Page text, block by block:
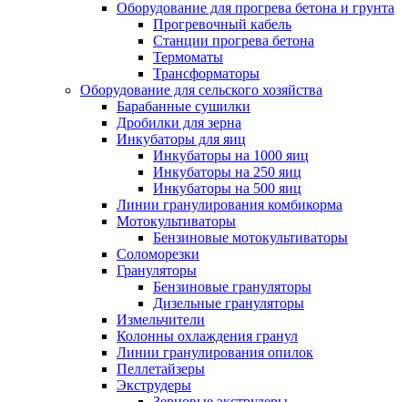
Оборудование для прогрева бетона и грунта
Прогревочный кабель
Станции прогрева бетона
Термоматы
Трансформаторы
Оборудование для сельского хозяйства
Барабанные сушилки
Дробилки для зерна
Инкубаторы для яиц
Инкубаторы на 1000 яиц
Инкубаторы на 250 яиц
Инкубаторы на 500 яиц
Линии гранулирования комбикорма
Мотокультиваторы
Бензиновые мотокультиваторы
Соломорезки
Грануляторы
Бензиновые грануляторы
Дизельные грануляторы
Измельчители
Колонны охлаждения гранул
Линии гранулирования опилок
Пеллетайзеры
Экструдеры